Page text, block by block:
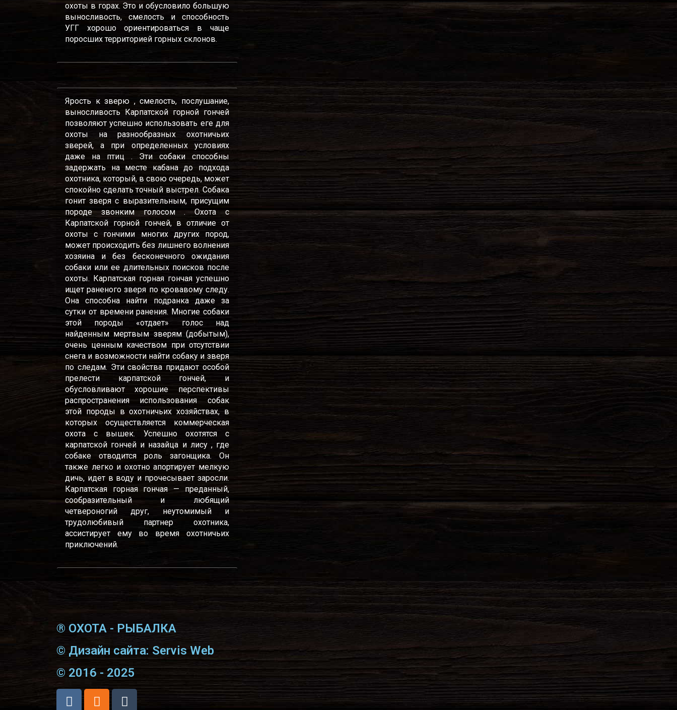
охоты в горах. Это и обусловило большую
выносливость, смелость и способность
УГГ хорошо ориентироваться в чаще
поросших территорией горных склонов.
Ярость к зверю , смелость, послушание,
выносливость Карпатской горной гончей
позволяют успешно использовать еге для
охоты на разнообразных охотничьих
зверей, а при определенных условиях
даже на птиц . Эти собаки способны
задержать на месте кабана до подхода
охотника, который, в свою очередь, может
спокойно сделать точный выстрел. Собака
гонит зверя с выразительным, присущим
породе звонким голосом . Охота с
Карпатской горной гончей, в отличие от
охоты с гончими многих других пород,
может происходить без лишнего волнения
хозяина и без бесконечного ожидания
собаки или ее длительных поисков после
охоты. Карпатская горная гончая успешно
ищет раненого зверя по кровавому следу.
Она способна найти подранка даже за
сутки от времени ранения. Многие собаки
этой породы «отдает» голос над
найденным мертвым зверям (добытым),
очень ценным качеством при отсутствии
снега и возможности найти собаку и зверя
по следам. Эти свойства придают особой
прелести карпатской гончей, и
обусловливают хорошие перспективы
распространения использования собак
этой породы в охотничьих хозяйствах, в
которых осуществляется коммерческая
охота с вышек. Успешно охотятся с
карпатской гончей и назайца и лису , где
собаке отводится роль загонщика. Он
также легко и охотно апортирует мелкую
дичь, идет в воду и прочесывает заросли.
Карпатская горная гончая — преданный,
сообразительный и любящий
четвероногий друг, неутомимый и
трудолюбивый партнер охотника,
ассистирует ему во время охотничьих
приключений.
® ОХОТА - РЫБАЛКА
© Дизайн сайта: Servis Web
© 2016 - 2025